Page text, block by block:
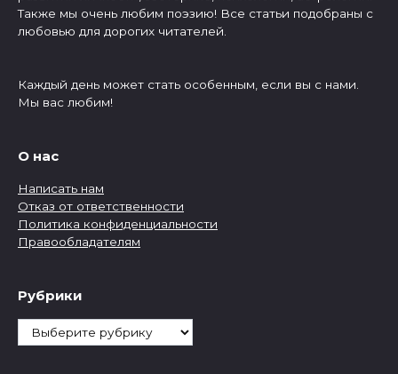
Также мы очень любим поэзию! Все статьи подобраны с
любовью для дорогих читателей.
Каждый день может стать особенным, если вы с нами.
Мы вас любим!
О нас
Написать нам
Отказ от ответственности
Политика конфиденциальности
Правообладателям
Рубрики
Рубрики